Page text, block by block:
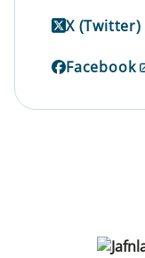
X (Twitter)
Facebook